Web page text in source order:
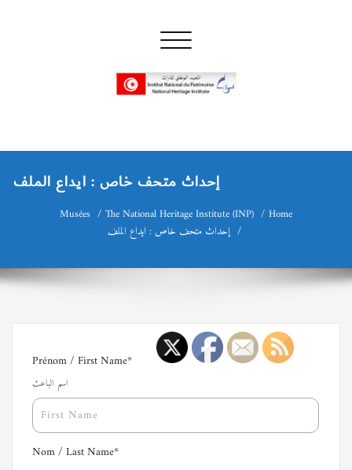
Toggle navigation
إحداث متحف خاص : ايداع الملف
Home
The National Heritage Institute (INP)
Musées
إحداث متحف خاص : ايداع الملف
Prénom / First Name*
اسم الباعث
Nom / Last Name*